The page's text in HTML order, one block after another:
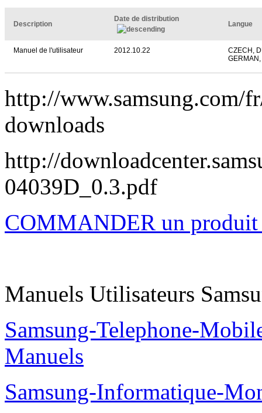
Description
Date de distribution
Langue
Manuel de l'utilisateur 2012.10.22
CZECH,
http://www.samsung.com/
downloads
http://
04039D_0.3.pdf
COMMANDER un
Manuels Utilisateurs
Samsung-Telephone-
Manuels
Samsung-Informatique-